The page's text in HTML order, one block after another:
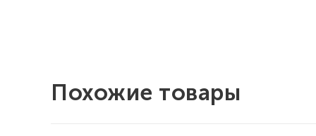
Похожие товары